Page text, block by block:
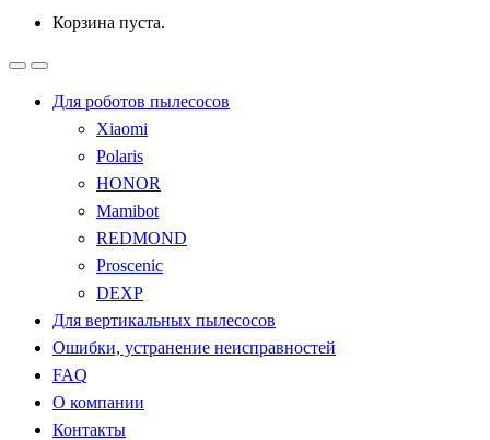
Корзина пуста.
Для роботов пылесосов
Xiaomi
Polaris
HONOR
Mamibot
REDMOND
Proscenic
DEXP
Для вертикальных пылесосов
Ошибки, устранение неисправностей
FAQ
О компании
Контакты